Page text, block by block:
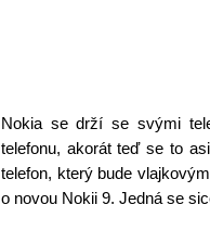
Nokia se drží se svými
telefonu, akorát teď se to
telefon, který bude
o novou Nokii 9. Jedná se